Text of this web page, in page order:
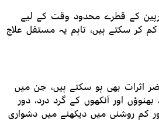
کے قطرے محدود وقت کے لیے
کر سکتے ہیں، تاہم یہ مستقل علاج
اثرات بھی ہو سکتے ہیں، جن میں
اور آنکھوں کے گرد درد، دور
کم روشنی میں دیکھنے میں دشواری